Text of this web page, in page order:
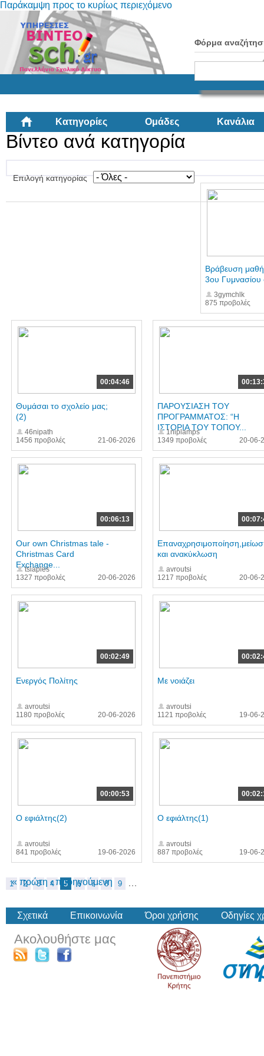
Παράκαμψη προς το κυρίως περιεχόμενο
Φόρμα
Κατηγορίες Ομάδες Κανάλια
Βίντεο ανά κατηγορία
Επιλογή κατηγορίας
875 προβολές
Βράβευση
3ου Γυμνασίου
3gymchlk
00:04:46
1456 προβολές
Θυμάσαι το σχολείο μας;
(2)
46nipath
21-06-2026
1349 προβολές
ΠΑΡΟΥΣΙΑΣΗ ΤΟΥ
ΠΡΟΓΡΑΜΜΑΤΟΣ: “Η
ΙΣΤΟΡΙΑ ΤΟΥ ΤΟΠΟΥ...
1niplamps
20-06-
00:06:13
1327 προβολές
Our own Christmas tale -
Christmas Card
Exchange...
tsiaples
20-06-2026
1217 προβολές
και ανακύκλωση
avroutsi
20-06-
00:02:49
1180 προβολές
Eνεργός Πολίτης
avroutsi
20-06-2026
1121 προβολές
Με νοιάζει
avroutsi
19-06-
00:00:53
841 προβολές
Ο εφιάλτης(2)
avroutsi
19-06-2026
887 προβολές
Ο εφιάλτης(1)
avroutsi
19-06-
« πρώτη ‹ προηγούμενη
1 2 3 4 5 6 7 8 9 …
Σχετικά Επικοινωνία Όροι χρήσης Οδηγίες
Ακολουθήστε μας